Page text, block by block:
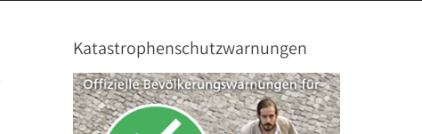
Katastrophenschutzwarnungen